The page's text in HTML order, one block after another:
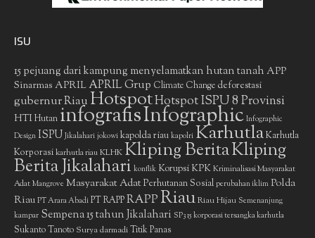
ISU
15 pejuang dari kampung menyelamatkan hutan tanah APP
Sinarmas APRIL APRIL Grup Climate Change deforestasi
gubernur RiauHotspotHotspot ISPU 8 Provinsi
HTIHutan infografisInfographic Infographic
Design ISPU Jikalahari jokowi kapolda riau kapolri KarhutlaKarhutla
Korporasikarhutla riauKLHKKliping BeritaKliping
Berita Jikalahari konflik Korupsi KPKKriminalisasi Masyarakat
Adat Mangrove Masyarakat AdatPerhutanan Sosial perubahan iklim Polda
Riau PT Arara Abadi PT RAPPRAPPRiauRiau Hijau Semenanjung
kampar Sempena 15 tahun Jikalahari SP3 15 korporasi tersangka karhutla
Sukanto Tanoto Surya darmadiTitik Panas